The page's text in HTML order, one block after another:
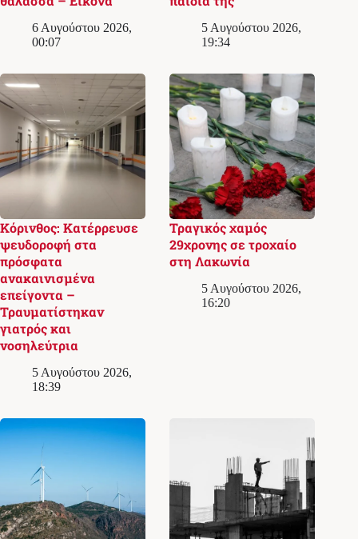
6 Αυγούστου 2026,
00:07
5 Αυγούστου 2026,
19:34
Κόρινθος: Κατέρρευσε
ψευδοροφή στα
πρόσφατα
ανακαινισμένα
επείγοντα –
Τραυματίστηκαν
γιατρός και
νοσηλεύτρια
5 Αυγούστου 2026,
18:39
Τραγικός χαμός
29χρονης σε τροχαίο
στη Λακωνία
5 Αυγούστου 2026,
16:20